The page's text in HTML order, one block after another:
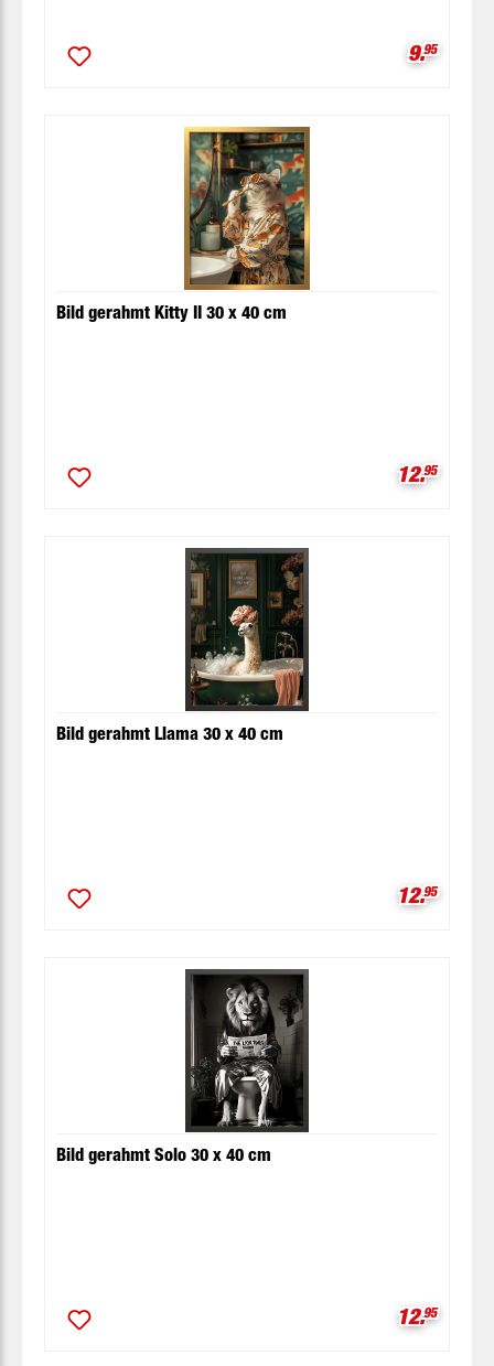
9.95
Bild gerahmt Kitty II 30 x 40 cm
12.95
Bild gerahmt Llama 30 x 40 cm
12.95
Bild gerahmt Solo 30 x 40 cm
12.95